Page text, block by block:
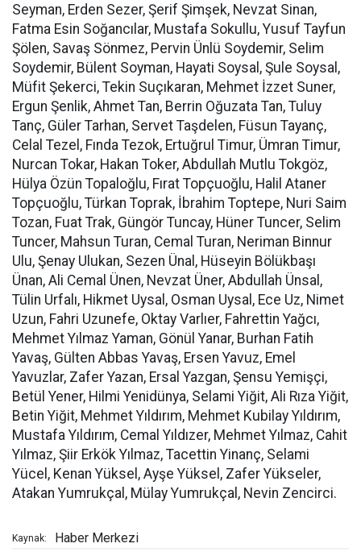
Seyman, Erden Sezer, Şerif Şimşek, Nevzat Sinan,
Fatma Esin Soğancılar, Mustafa Sokullu, Yusuf Tayfun
Şölen, Savaş Sönmez, Pervin Ünlü Soydemir, Selim
Soydemir, Bülent Soyman, Hayati Soysal, Şule Soysal,
Müfit Şekerci, Tekin Suçıkaran, Mehmet İzzet Suner,
Ergun Şenlik, Ahmet Tan, Berrin Oğuzata Tan, Tuluy
Tanç, Güler Tarhan, Servet Taşdelen, Füsun Tayanç,
Celal Tezel, Fında Tezok, Ertuğrul Timur, Ümran Timur,
Nurcan Tokar, Hakan Toker, Abdullah Mutlu Tokgöz,
Hülya Özün Topaloğlu, Fırat Topçuoğlu, Halil Ataner
Topçuoğlu, Türkan Toprak, İbrahim Toptepe, Nuri Saim
Tozan, Fuat Trak, Güngör Tuncay, Hüner Tuncer, Selim
Tuncer, Mahsun Turan, Cemal Turan, Neriman Binnur
Ulu, Şenay Ulukan, Sezen Ünal, Hüseyin Bölükbaşı
Ünan, Ali Cemal Ünen, Nevzat Üner, Abdullah Ünsal,
Tülin Urfalı, Hikmet Uysal, Osman Uysal, Ece Uz, Nimet
Uzun, Fahri Uzunefe, Oktay Varlıer, Fahrettin Yağcı,
Mehmet Yılmaz Yaman, Gönül Yanar, Burhan Fatih
Yavaş, Gülten Abbas Yavaş, Ersen Yavuz, Emel
Yavuzlar, Zafer Yazan, Ersal Yazgan, Şensu Yemişçi,
Betül Yener, Hilmi Yenidünya, Selami Yiğit, Ali Rıza Yiğit,
Betin Yiğit, Mehmet Yıldırım, Mehmet Kubilay Yıldırım,
Mustafa Yıldırım, Cemal Yıldızer, Mehmet Yılmaz, Cahit
Yılmaz, Şiir Erkök Yılmaz, Tacettin Yinanç, Selami
Yücel, Kenan Yüksel, Ayşe Yüksel, Zafer Yükseler,
Atakan Yumrukçal, Mülay Yumrukçal, Nevin Zencirci.
Kaynak: Haber Merkezi